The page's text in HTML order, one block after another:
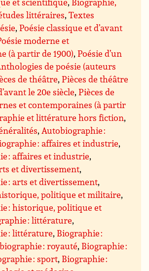
littéraires,Textes
,Poésie classique et d’avant
moderne et
(à partir de 1900),Poésie d’un
de poésie (auteurs
de théâtre,Pièces de théâtre
le 20e siècle,Pièces de
et contemporaines (à partir
et littérature hors fiction,
,Autobiographie :
: affaires et industrie,
: affaires et industrie,
et divertissement,
: arts et divertissement,
politique et militaire,
: historique, politique et
: littérature,
: littérature, Biographie :
: royauté, Biographie :
: sport, Biographie :